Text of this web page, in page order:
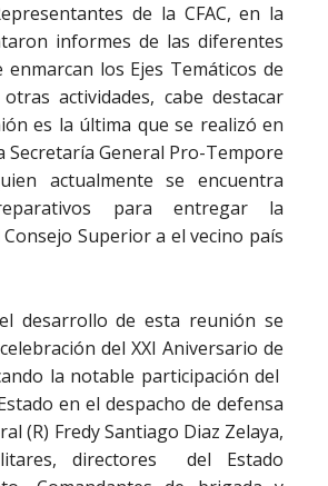
de la CFAC, en la
informes de las diferentes
enmarcan los Ejes Temáticos de
actividades, cabe destacar
es la última que se realizó en
Secretaría General Pro-Tempore
actualmente se encuentra
para entregar la
Superior a el vecino país
desarrollo de esta reunión se
del XXI Aniversario de
la notable participación del
en el despacho de defensa
(R) Fredy Santiago Diaz Zelaya,
directores del Estado